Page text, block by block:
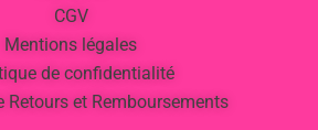
CGV
Mentions légales
de confidentialité
Retours et Remboursements